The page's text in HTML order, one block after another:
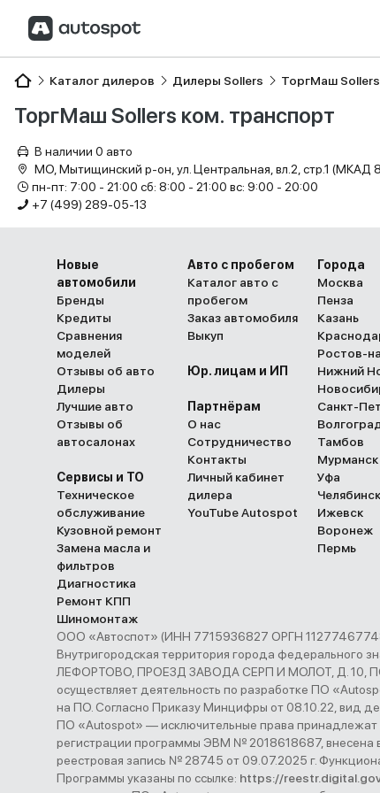
Каталог дилеров Дилеры Sollers ТоргМаш
ТоргМаш Sollers ком. транспорт
В наличии 0 авто
МО, Мытищинский р-он, ул. Центральная, вл.2, стр.1 (МКАД
пн-пт: 7:00 - 21:00 сб: 8:00 - 21:00 вс: 9:00 - 20:00
+7 (499) 289-05-13
Новые
автомобили
Бренды
Кредиты
Сравнения
моделей
Отзывы об авто
Дилеры
Лучшие авто
Отзывы об
автосалонах
Сервисы и ТО
Техническое
обслуживание
Кузовной ремонт
Замена масла и
фильтров
Диагностика
Ремонт КПП
Шиномонтаж
Авто с пробегом
Каталог авто с
пробегом
Заказ автомобиля
Выкуп
Юр. лицам и ИП
Партнёрам
О нас
Сотрудничество
Контакты
Личный кабинет
дилера
YouTube Autospot
Города
Москва
Пенза
Казань
Ростов-
Нижний
Санкт-
Тамбов
Мурманск
Уфа
Челябинск
Ижевск
Воронеж
Пермь
ООО «Автоспот» (ИНН 7715936827 ОРГН
Внутригородская территория города
ЛЕФОРТОВО, ПРОЕЗД ЗАВОДА СЕРП И МОЛОТ, Д. 10,
осуществляет деятельность по разработке ПО
на ПО. Согласно Приказу Минцифры от 08.10.22, вид
ПО «Autospot» — исключительные права принадлежат
регистрации программы ЭВМ № 2018618687, внесена
реестровая запись № 28745 от 09.07.2025 г.
Программы указаны по ссылке: https://